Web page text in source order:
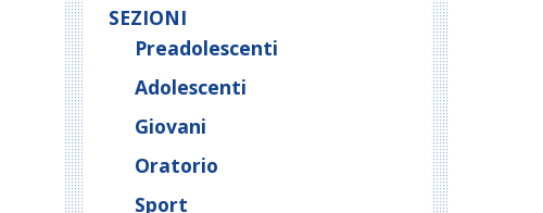
SEZIONI
Preadolescenti
Adolescenti
Giovani
Oratorio
Sport